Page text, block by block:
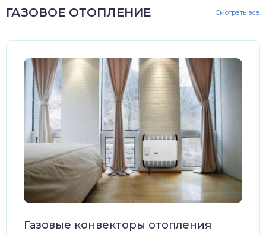
ГАЗОВОЕ ОТОПЛЕНИЕ Смотреть все
Газовые конвекторы отопления